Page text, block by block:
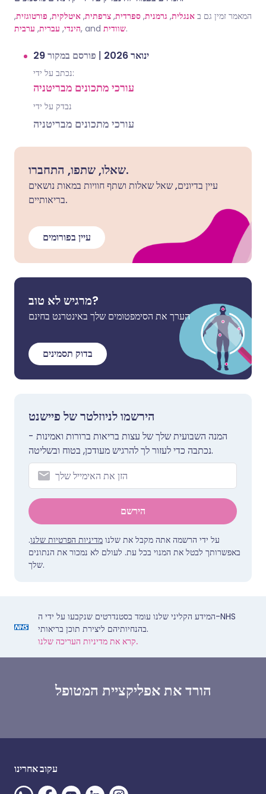
המאמר זמין גם ב אנגלית, גרמנית, ספרדית, צרפתית, איטלקית, פורטוגזית,
הינדי, עברית, ערבית , and שוודית.
29 ינואר 2026 | פורסם במקור
נכתב על ידי:
עורכי מתכונים מבריטניה
נבדק על ידי
עורכי מתכונים מבריטניה
שאלו, שתפו, התחברו.
עיין בדיונים, שאל שאלות ושתף חוויות במאות נושאים
בריאותיים.
עיין בפורומים
מרגיש לא טוב?
הערך את הסימפטומים שלך באינטרנט בחינם
בדוק תסמינים
הירשמו לניוזלטר של פיישנט
המנה השבועית שלך של עצות בריאות ברורות ואמינות -
נכתבה כדי לעזור לך להרגיש מעודכן, בטוח ובשליטה.
הירשם
על ידי הרשמה אתה מקבל את שלנו מדיניות הפרטיות שלנו.
באפשרותך לבטל את המנוי בכל עת. לעולם לא נמכור את הנתונים
שלך.
המידע הקליני שלנו עומד בסטנדרטים שנקבעו על ידי ה-NHS
בהנחיותיהם ליצירת תוכן בריאותי.
קרא את מדיניות העריכה שלנו.
הורד את אפליקציית המטופל
עקוב אחרינו